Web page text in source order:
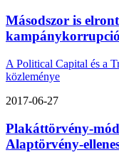
Másodszor is
kampánykorrupció
A Political Capital és a
közleménye
2017-06-27
Plakáttörvény-
Alaptörvény-